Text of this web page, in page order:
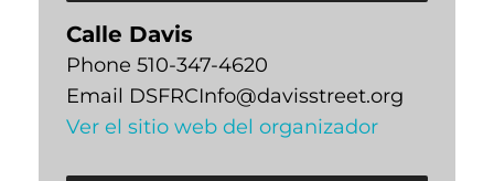
Calle Davis
Phone 510-347-4620
Email DSFRCInfo@davisstreet.org
Ver el sitio web del organizador